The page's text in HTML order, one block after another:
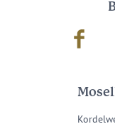
Facebook